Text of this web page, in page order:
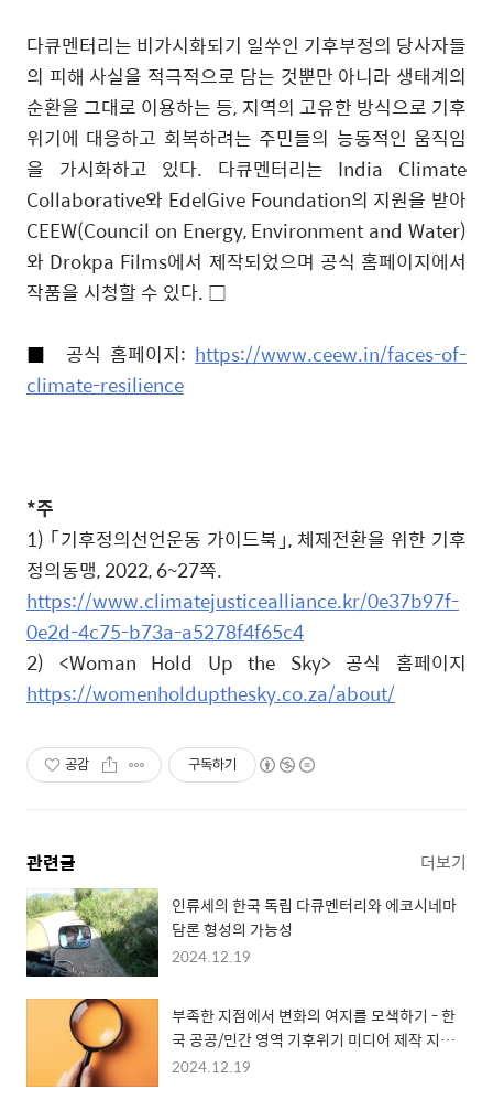
다큐멘터리는 비가시화되기 일쑤인 기후부정의 당사자들
의 피해 사실을 적극적으로 담는 것뿐만 아니라 생태계의
순환을 그대로 이용하는 등, 지역의 고유한 방식으로 기후
위기에 대응하고 회복하려는 주민들의 능동적인 움직임
을 가시화하고 있다. 다큐멘터리는 India Climate
Collaborative와 EdelGive Foundation의 지원을 받아
CEEW(Council on Energy, Environment and Water)
와 Drokpa Films에서 제작되었으며 공식 홈페이지에서
작품을 시청할 수 있다. □
■ 공식 홈페이지: https://www.ceew.in/faces-of-
climate-resilience
*주
1) ｢기후정의선언운동 가이드북｣, 체제전환을 위한 기후
정의동맹, 2022, 6~27쪽.
https://www.climatejusticealliance.kr/0e37b97f-
0e2d-4c75-b73a-a5278f4f65c4
2) <Woman Hold Up the Sky> 공식 홈페이지
https://womenholdupthesky.co.za/about/
공감 구독하기
관련글 더보기
인류세의 한국 독립 다큐멘터리와 에코시네마
담론 형성의 가능성
2024.12.19
부족한 지점에서 변화의 여지를 모색하기 - 한
국 공공/민간 영역 기후위기 미디어 제작 지원
사례 탐구
2024.12.19